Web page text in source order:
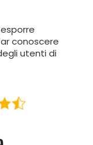
conoscere
utenti di